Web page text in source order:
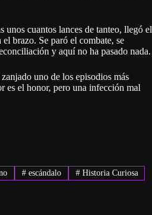
unos cuantos lances de tanteo, llegó el
brazo. Se paró el combate, se
y aquí no ha pasado nada.
uno de los episodios más
es el honor, pero una infección mal
#escándalo #Historia Curiosa